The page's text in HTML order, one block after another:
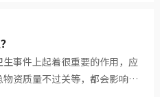
事件上起着很重要的作用，应
资质量不过关等，都会影响到